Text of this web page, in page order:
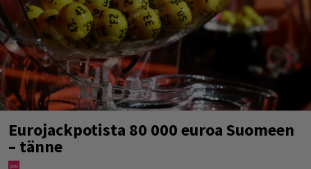
Eurojackpotista 80 000 euroa Suomeen
– tänne